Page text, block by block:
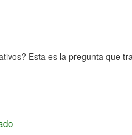
Esta es la pregunta que